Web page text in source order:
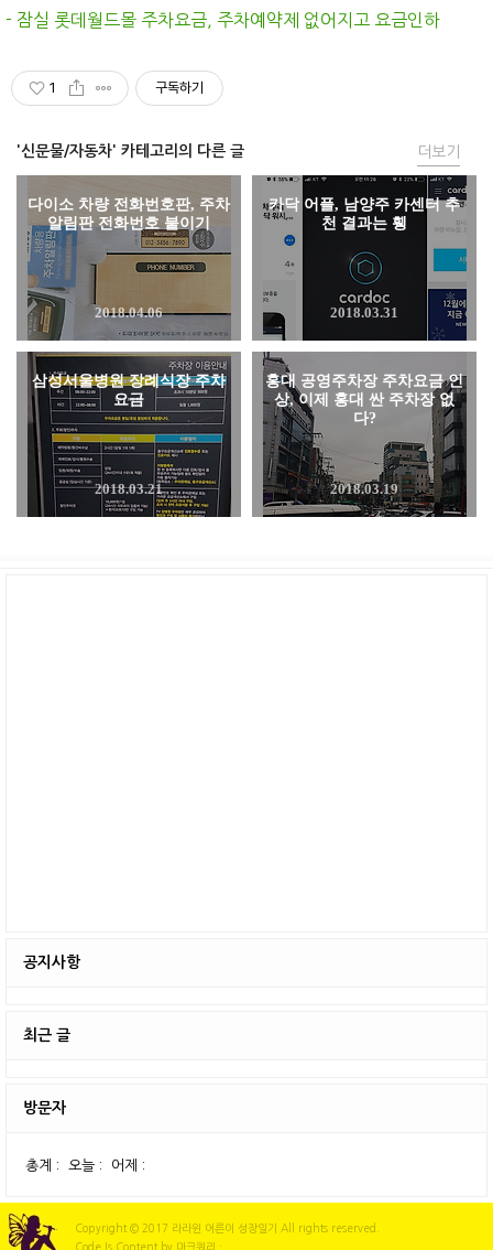
- 잠실 롯데월드몰 주차요금, 주차예약제 없어지고 요금인하
1 구독하기
'신문물/자동차' 카테고리의 다른 글
다이소 차량 전화번호판, 주차
알림판 전화번호 붙이기
2018.04.06
카닥 어플, 남양주 카센터 추
천 결과는 휑
2018.03.31
삼성서울병원 장례식장 주차
요금
2018.03.21
홍대 공영주차장 주차요금 인
상, 이제 홍대 싼 주차장 없
다?
2018.03.19
더보기
공지사항
최근 글
방문자
총계 : 오늘 : 어제 :
Copyright © 2017 라라윈 어른이 성장일기 All rights reserved.
Code Is Content by 마크쿼리 ·